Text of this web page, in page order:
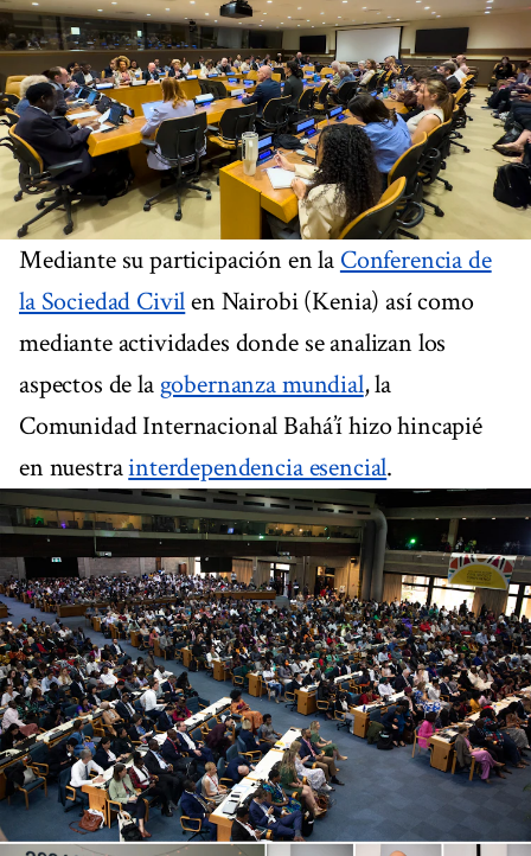
Mediante su participación en la Conferencia de
la Sociedad Civilen Nairobi (Kenia) así como
mediante actividades donde se analizan los
aspectos de la gobernanza mundial, la
Comunidad Internacional Bahá’í hizo hincapié
en nuestrainterdependencia esencial.